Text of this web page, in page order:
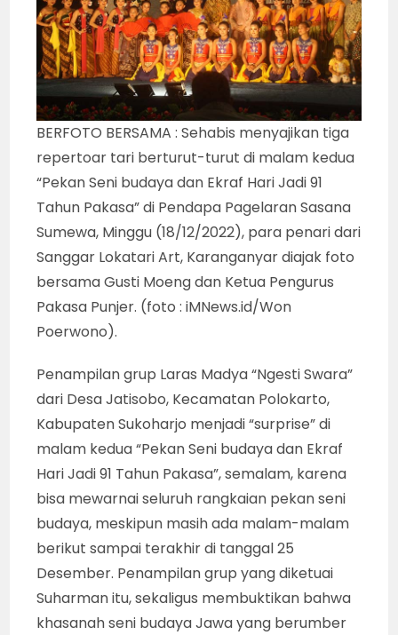
BERFOTO BERSAMA : Sehabis menyajikan tiga
repertoar tari berturut-turut di malam kedua
“Pekan Seni budaya dan Ekraf Hari Jadi 91
Tahun Pakasa” di Pendapa Pagelaran Sasana
Sumewa, Minggu (18/12/2022), para penari dari
Sanggar Lokatari Art, Karanganyar diajak foto
bersama Gusti Moeng dan Ketua Pengurus
Pakasa Punjer. (foto : iMNews.id/Won
Poerwono).
Penampilan grup Laras Madya “Ngesti Swara”
dari Desa Jatisobo, Kecamatan Polokarto,
Kabupaten Sukoharjo menjadi “surprise” di
malam kedua “Pekan Seni budaya dan Ekraf
Hari Jadi 91 Tahun Pakasa”, semalam, karena
bisa mewarnai seluruh rangkaian pekan seni
budaya, meskipun masih ada malam-malam
berikut sampai terakhir di tanggal 25
Desember. Penampilan grup yang diketuai
Suharman itu, sekaligus membuktikan bahwa
khasanah seni budaya Jawa yang berumber